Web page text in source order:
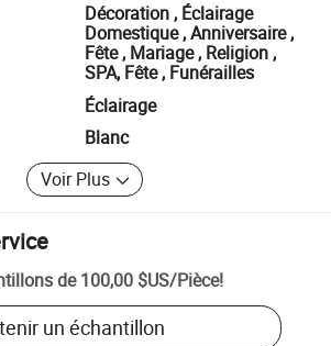
Décoration , Éclairage
Domestique , Anniversaire ,
Fête , Mariage , Religion ,
SPA, Fête , Funérailles
Éclairage
Blanc
Voir Plus
de 100,00 $US/Pièce!
un échantillon